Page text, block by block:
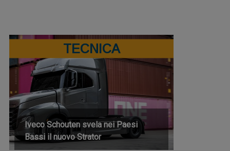
TECNICA
Iveco Schouten svela nei Paesi
Bassi il nuovo Strator